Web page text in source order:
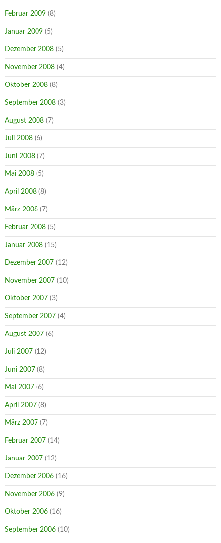
Februar 2009 (8)
Januar 2009 (5)
Dezember 2008 (5)
November 2008 (4)
Oktober 2008 (8)
September 2008 (3)
August 2008 (7)
Juli 2008 (6)
Juni 2008 (7)
Mai 2008 (5)
April 2008 (8)
März 2008 (7)
Februar 2008 (5)
Januar 2008 (15)
Dezember 2007 (12)
November 2007 (10)
Oktober 2007 (3)
September 2007 (4)
August 2007 (6)
Juli 2007 (12)
Juni 2007 (8)
Mai 2007 (6)
April 2007 (8)
März 2007 (7)
Februar 2007 (14)
Januar 2007 (12)
Dezember 2006 (16)
November 2006 (9)
Oktober 2006 (16)
September 2006 (10)